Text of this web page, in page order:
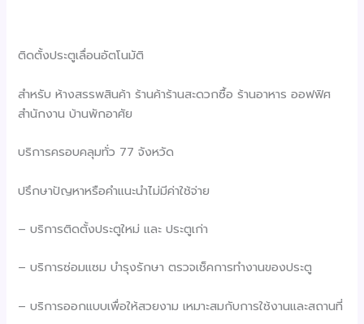
ติดตั้งประตูเลื่อนอัตโนมัติ
สำหรับ ห้างสรรพสินค้า ร้านค้าร้านสะดวกซื้อ ร้านอาหาร ออฟฟิศ
สำนักงาน บ้านพักอาศัย
บริการครอบคลุมทั่ว 77 จังหวัด
ปรึกษาปัญหาหรือคำแนะนำไม่มีค่าใช้จ่าย
– บริการติดตั้งประตูใหม่ และ ประตูเก่า
– บริการซ่อมแซม บำรุงรักษา ตรวจเช็คการทำงานของประตู
– บริการออกแบบเพื่อให้สวยงาม เหมาะสมกับการใช้งานและสถานที่